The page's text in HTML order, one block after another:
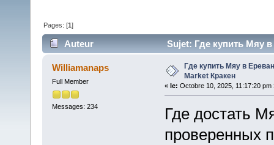
Pages: [1]
Auteur Sujet: Где купить Мяу
Williamanaps
Full Member
Messages: 234
Где купить Мяу в
Market Кракен
« le: Octobre 10, 2025, 11:17:20 pm
Где достать
проверенных